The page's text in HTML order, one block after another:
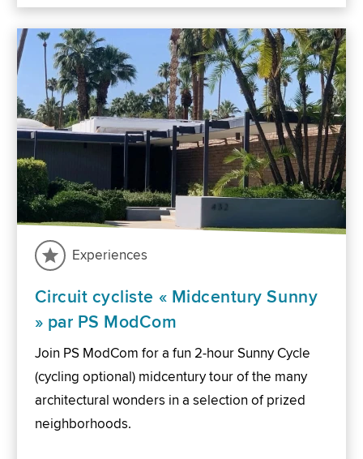
Experiences
Circuit cycliste « Midcentury Sunny
» par PS ModCom
Join PS ModCom for a fun 2-hour Sunny Cycle
(cycling optional) midcentury tour of the many
architectural wonders in a selection of prized
neighborhoods.